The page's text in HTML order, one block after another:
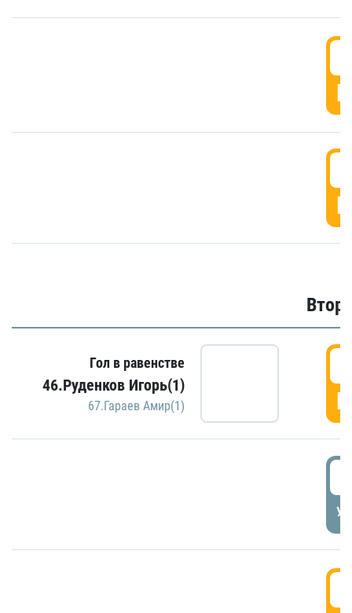
Гол в равенстве
46.Руденков Игорь(1)
67.Гараев Амир(1)